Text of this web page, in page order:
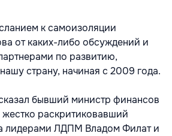
к самоизоляции
от каких-либо обсуждений и
по развитию,
страну, начиная с 2009 года.
бывший министр финансов
жестко раскритиковавший
лидерами ЛДПМ Владом Филат и